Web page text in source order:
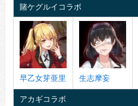
賭ケグルイコラボ
早乙女芽亜里 生志摩妄
アカギコラボ